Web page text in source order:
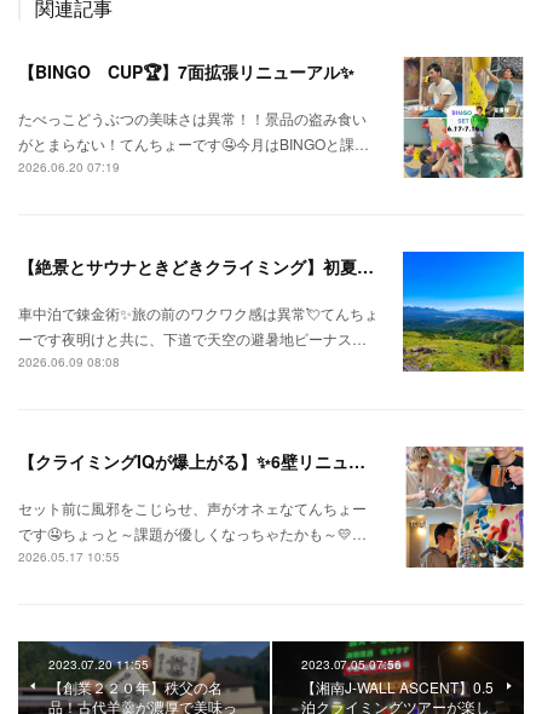
関連記事
【BINGO CUP🏆】7面拡張リニューアル✨
たべっこどうぶつの美味さは異常！！景品の盗み食い
がとまらない！てんちょーです🤤今月はBINGOと課…
2026.06.20 07:19
【絶景とサウナときどきクライミング】初夏の信州ひとり旅⛅
車中泊で錬金術✨旅の前のワクワク感は異常💘てんちょ
ーです夜明けと共に、下道で天空の避暑地ビーナス…
2026.06.09 08:08
【クライミングIQが爆上がる】✨6壁リニューアル✨
セット前に風邪をこじらせ、声がオネェなてんちょー
です🤤ちょっと～課題が優しくなっちゃたかも～💛…
2026.05.17 10:55
2023.07.20 11:55
【創業２２０年】秩父の名
品！古代羊羹が濃厚で美味っ
2023.07.05 07:56
【湘南J-WALL ASCENT】0.5
泊クライミングツアーが楽し